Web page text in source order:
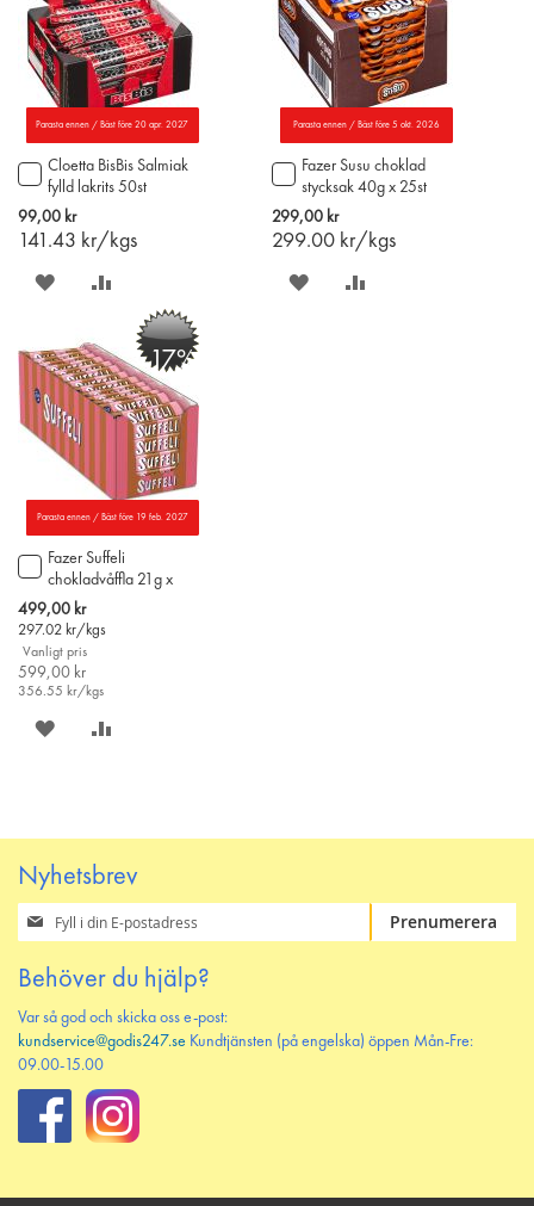
Parasta ennen / Bäst före 20 apr. 2027
Cloetta BisBis Salmiak
fylld lakrits 50st
99,00 kr
141.43 kr/kgs
Lägg
till
i
varukorgen
SPARA
ÖNSKELISTAN
JÄMFÖR
Parasta ennen / Bäst före 5 okt. 2026
Fazer Susu choklad
stycksak 40g x 25st
299,00 kr
299.00 kr/kgs
Lägg
till
i
varukorgen
SPARA
-17%
Parasta ennen / Bäst före 19 feb. 2027
Fazer Suffeli
chokladvåffla 21g x
80st
Special
Price
499,00 kr
297.02 kr/kgs
Vanligt pris
599,00 kr
356.55 kr/kgs
Lägg
till
varukorgen
SPARA
Nyhetsbrev
Prenumerera
på
nyhetsbrev
Prenumerera
Behöver du hjälp?
Var så god och skicka oss e-post:
kundservice@godis247.se Kundtjänsten (på engelska) öppen Mån-Fre:
09.00-15.00